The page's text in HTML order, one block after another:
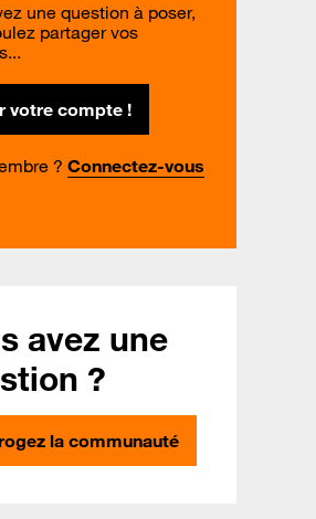
une question à poser,
partager vos
votre compte !
? Connectez-vous
avez une
?
la communauté